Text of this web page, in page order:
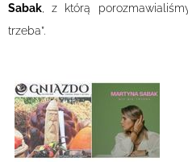
Sabak , z którą
trzeba”.